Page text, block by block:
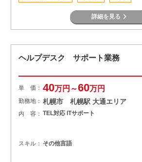
詳細を見る
ヘルプデスク サポート業務
単 価： 40万円～60万円
勤務地： 札幌市 札幌駅 大通エリア
内 容： TEL対応 ITサポート
スキル： その他言語